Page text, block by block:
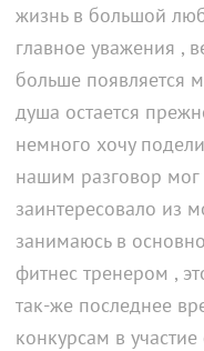
жизнь в большой
главное уважения ,
больше появляется
душа остается
немного хочу
нашим разговор мог
заинтересовало из
занимаюсь в
фитнес тренером ,
так-же последнее
конкурсам в